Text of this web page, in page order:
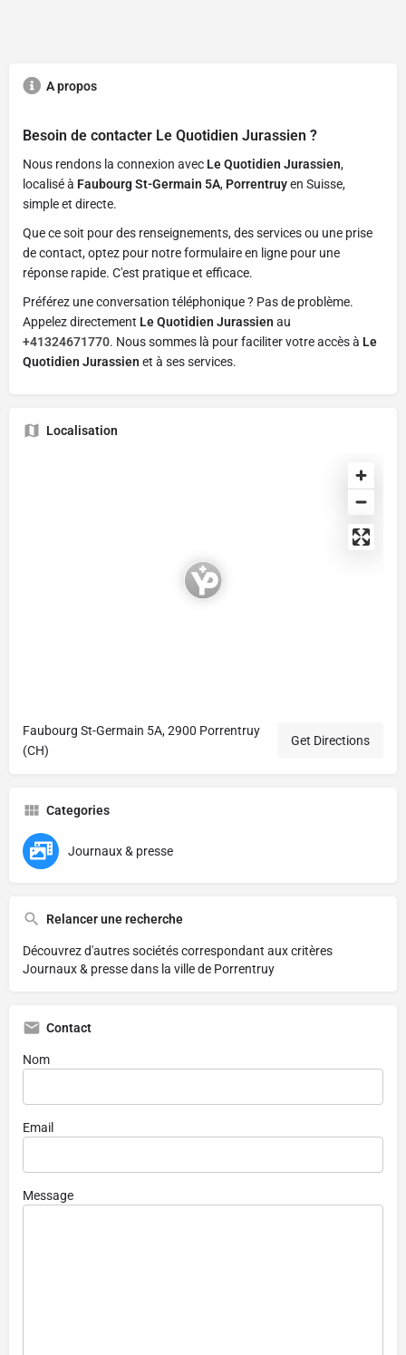
A propos
Besoin de contacter Le Quotidien Jurassien ?
Nous rendons la connexion avec Le Quotidien Jurassien,
localisé à Faubourg St-Germain 5A, Porrentruyen Suisse,
simple et directe.
Que ce soit pour des renseignements, des services ou une prise
de contact, optez pour notre formulaire en ligne pour une
réponse rapide. C'est pratique et efficace.
Préférez une conversation téléphonique ? Pas de problème.
Appelez directement Le Quotidien Jurassien au
+41324671770. Nous sommes là pour faciliter votre accès à Le
Quotidien Jurassien et à ses services.
Localisation
Faubourg St-Germain 5A, 2900 Porrentruy
(CH)
Get Directions
Categories
Journaux & presse
Relancer une recherche
Découvrez d'autres sociétés correspondant aux critères
Journaux & presse dans la ville de Porrentruy
Contact
Nom
Email
Message